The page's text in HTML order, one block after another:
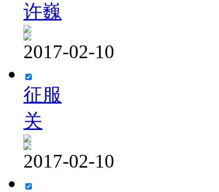
许巍
2017-02-10
征服
关
2017-02-10